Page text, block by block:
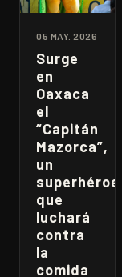
05 MAY. 2026
Surge
en
Oaxaca
el
“Capitán
Mazorca”,
un
superhéroe
que
luchará
contra
la
comida